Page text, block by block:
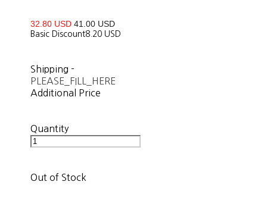
32.80 USD41.00 USD
Basic Discount8.20 USD
Shipping-
PLEASE_FILL_HERE
Additional Price
Quantity
Out of Stock